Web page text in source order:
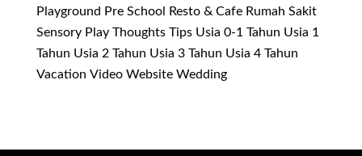
Playground Pre School Resto & Cafe Rumah Sakit
Sensory Play Thoughts Tips Usia 0-1 Tahun Usia 1
Tahun Usia 2 Tahun Usia 3 Tahun Usia 4 Tahun
Vacation Video Website Wedding